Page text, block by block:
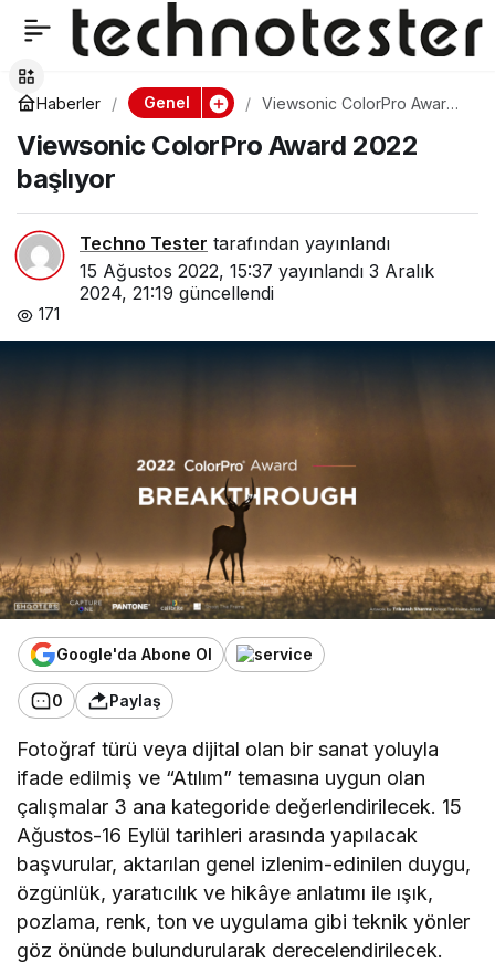
Haberler Genel
Viewsonic ColorPro Award
Viewsonic ColorPro Award 2022
başlıyor
Techno Tester tarafından yayınlandı
15 Ağustos 2022, 15:37 yayınlandı 3 Aralık
2024, 21:19 güncellendi
171
Google'da Abone Ol
0 Paylaş
Fotoğraf türü veya dijital olan bir sanat yoluyla
ifade edilmiş ve “Atılım” temasına uygun olan
çalışmalar 3 ana kategoride değerlendirilecek. 15
Ağustos-16 Eylül tarihleri arasında yapılacak
başvurular, aktarılan genel izlenim-edinilen duygu,
özgünlük, yaratıcılık ve hikâye anlatımı ile ışık,
pozlama, renk, ton ve uygulama gibi teknik yönler
göz önünde bulundurularak derecelendirilecek.
General Mobile 5G için
hazır
Paylaş